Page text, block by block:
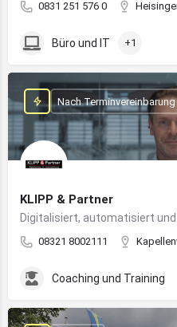
0831 251 576 0
Büro und IT +1
KLIPP & Partner
08321 8002111
Nach Terminvereinbarung
Coaching und Training